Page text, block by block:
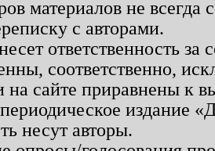
материалов не
с авторами.
ответственность
соответственно,
на сайте приравнены к
издание
несут авторы.